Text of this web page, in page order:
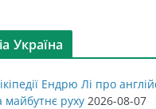
Україна
Ендрю Лі про
майбутнє руху 2026-08-07